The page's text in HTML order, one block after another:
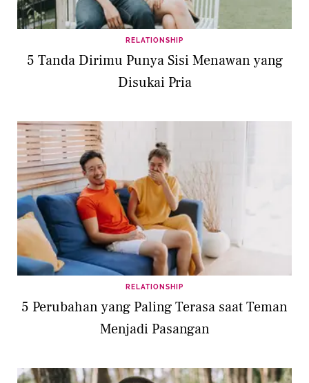
RELATIONSHIP
5 Tanda Dirimu Punya Sisi Menawan yang
Disukai Pria
RELATIONSHIP
5 Perubahan yang Paling Terasa saat Teman
Menjadi Pasangan